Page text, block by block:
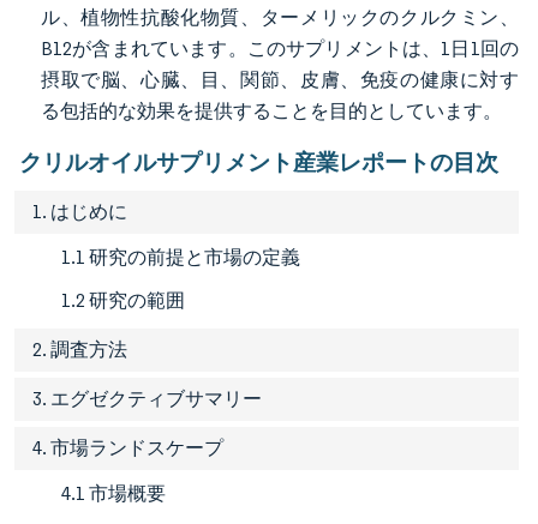
ル、植物性抗酸化物質、ターメリックのクルクミン、
B12が含まれています。このサプリメントは、1日1回の
摂取で脳、心臓、目、関節、皮膚、免疫の健康に対す
る包括的な効果を提供することを目的としています。
クリルオイルサプリメント産業レポートの目次
1. はじめに
1.1 研究の前提と市場の定義
1.2 研究の範囲
2. 調査方法
3. エグゼクティブサマリー
4. 市場ランドスケープ
4.1 市場概要